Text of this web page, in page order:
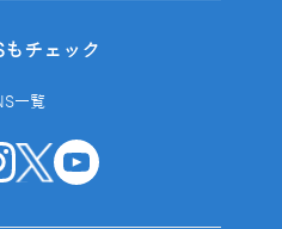
チェック
一覧